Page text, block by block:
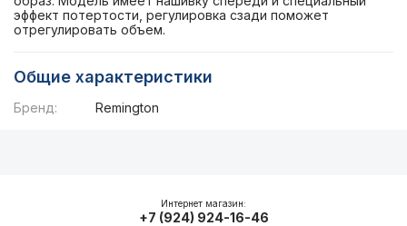
эффект потертости, регулировка сзади поможет
отрегулировать объем.
Общие характеристики
Бренд: Remington
Интернет магазин:
+7 (924) 924-16-46